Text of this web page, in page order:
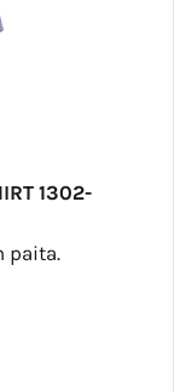
1302-
paita.